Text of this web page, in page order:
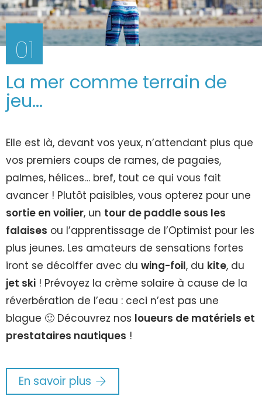
01
La mer comme terrain de
jeu...
Elle est là, devant vos yeux, n’attendant plus que
vos premiers coups de rames, de pagaies,
palmes, hélices… bref, tout ce qui vous fait
avancer ! Plutôt paisibles, vous opterez pour une
sortie en voilier, un tour de paddle sous les
falaises ou l’apprentissage de l’Optimist pour les
plus jeunes. Les amateurs de sensations fortes
iront se décoiffer avec du wing-foil, du kite, du
jet ski ! Prévoyez la crème solaire à cause de la
réverbération de l’eau : ceci n’est pas une
blague 🙂 Découvrez nos loueurs de matériels et
prestataires nautiques !
En savoir plus